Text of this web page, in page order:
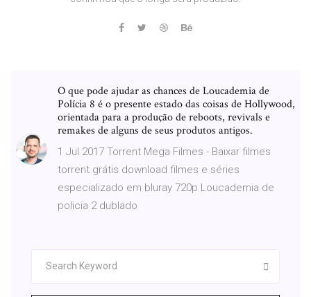
O que pode ajudar as chances de Loucademia de
Polícia 8 é o presente estado das coisas de Hollywood,
orientada para a produção de reboots, revivals e
remakes de alguns de seus produtos antigos.
1 Jul 2017 Torrent Mega Filmes - Baixar filmes
torrent grátis download filmes e séries
especializado em bluray 720p Loucademia de
policia 2 dublado